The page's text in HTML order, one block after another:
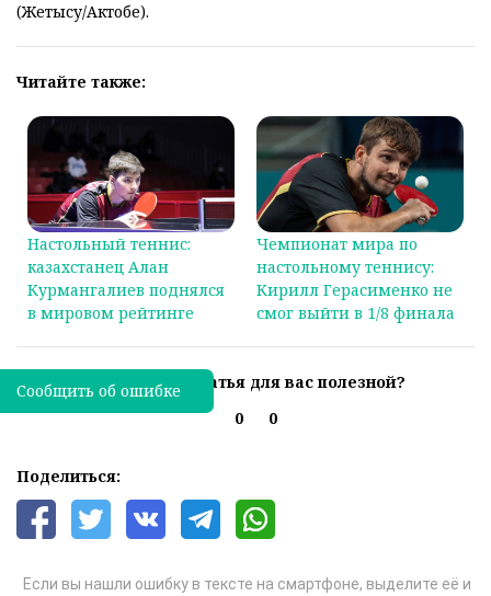
(Жетысу/Актобе).
Читайте также:
Настольный теннис:
казахстанец Алан
Курмангалиев поднялся
в мировом рейтинге
Чемпионат мира по
настольному теннису:
Кирилл Герасименко не
смог выйти в 1/8 финала
Была ли эта статья для вас полезной?
0
0
Поделиться:
Если вы нашли ошибку в тексте на смартфоне, выделите её и
Сообщить об ошибке